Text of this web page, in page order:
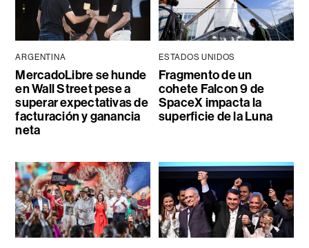
ARGENTINA
MercadoLibre se hunde
en Wall Street pese a
superar expectativas de
facturación y ganancia
neta
ESTADOS UNIDOS
Fragmento de un
cohete Falcon 9 de
SpaceX impacta la
superficie de la Luna